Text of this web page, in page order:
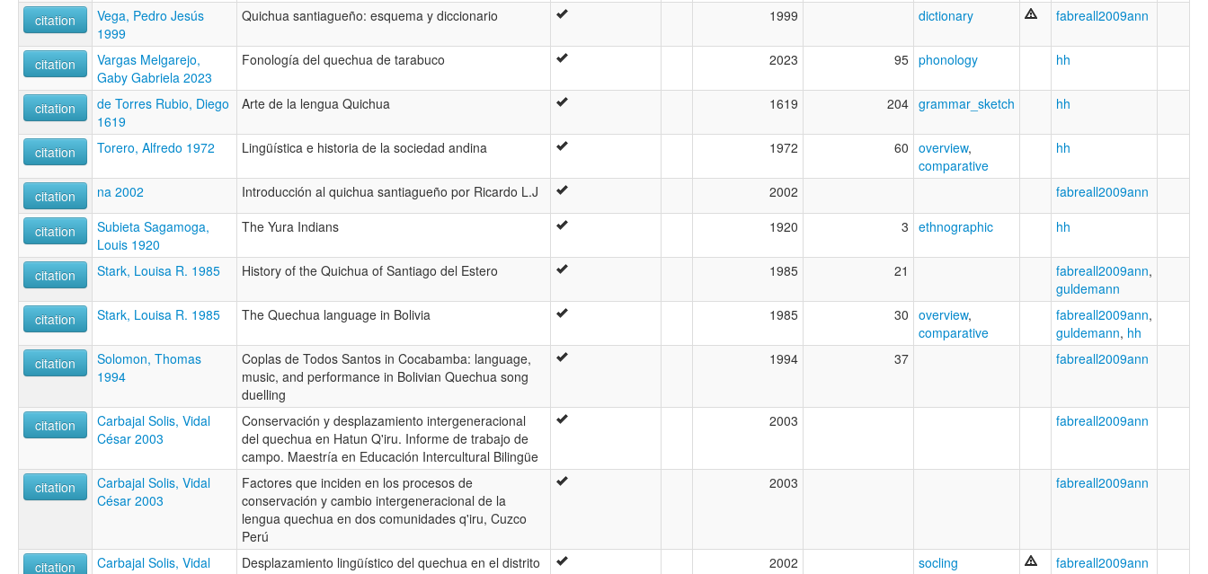
citation
Vega, Pedro Jesús
1999
Quichua santiagueño: esquema y diccionario 1999 dictionary fabreall2009ann
citation
Vargas Melgarejo,
Gaby Gabriela 2023
Fonología del quechua de tarabuco 2023 95 phonology hh
citation
de Torres Rubio, Diego
1619
Arte de la lengua Quichua 1619 204 grammar_sketch hh
citation Torero, Alfredo 1972 Lingüística e historia de la sociedad andina 1972 60 overview,
comparative
hh
citation na 2002 Introducción al quichua santiagueño por Ricardo L.J 2002 fabreall2009ann
citation
Subieta Sagamoga,
Louis 1920
The Yura Indians 1920 3 ethnographic hh
citation Stark, Louisa R. 1985 History of the Quichua of Santiago del Estero 1985 21 fabreall2009ann,
guldemann
citation
Stark, Louisa R. 1985 The Quechua language in Bolivia 1985 30 overview,
comparative
fabreall2009ann,
guldemann, hh
citation
Solomon, Thomas
1994
Coplas de Todos Santos in Cocabamba: language,
music, and performance in Bolivian Quechua song
duelling
1994 37 fabreall2009ann
citation
Carbajal Solis, Vidal
César 2003
Conservación y desplazamiento intergeneracional
del quechua en Hatun Q'iru. Informe de trabajo de
campo. Maestría en Educación Intercultural Bilingüe
2003 fabreall2009ann
citation
Carbajal Solis, Vidal
César 2003
Factores que inciden en los procesos de
conservación y cambio intergeneracional de la
lengua quechua en dos comunidades q'iru, Cuzco
Perú
2003 fabreall2009ann
citation
Carbajal Solis, Vidal
Desplazamiento lingüístico del quechua en el distrito
2002 socling fabreall2009ann